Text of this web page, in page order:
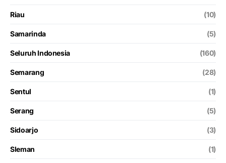
Riau (10)
Samarinda (5)
Seluruh Indonesia (160)
Semarang (28)
Sentul (1)
Serang (5)
Sidoarjo (3)
Sleman (1)